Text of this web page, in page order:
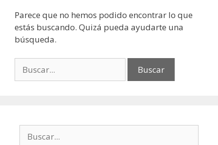
Parece que no hemos podido encontrar lo que
estás buscando. Quizá pueda ayudarte una
búsqueda.